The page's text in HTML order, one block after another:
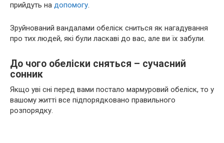
прийдуть на допомогу.
Зруйнований вандалами обеліск сниться як нагадування
про тих людей, які були ласкаві до вас, але ви їх забули.
До чого обеліски сняться – сучасний
сонник
Якщо уві сні перед вами постало мармуровий обеліск, то у
вашому житті все підпорядковано правильного
розпорядку.